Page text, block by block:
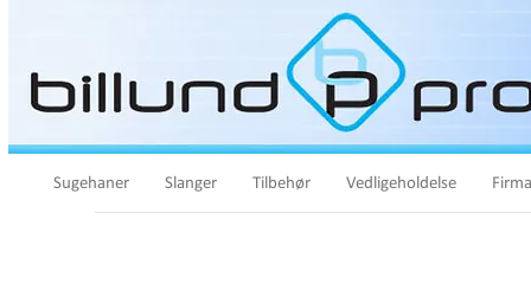
Sugehaner Slanger Tilbehør Vedligeholdelse